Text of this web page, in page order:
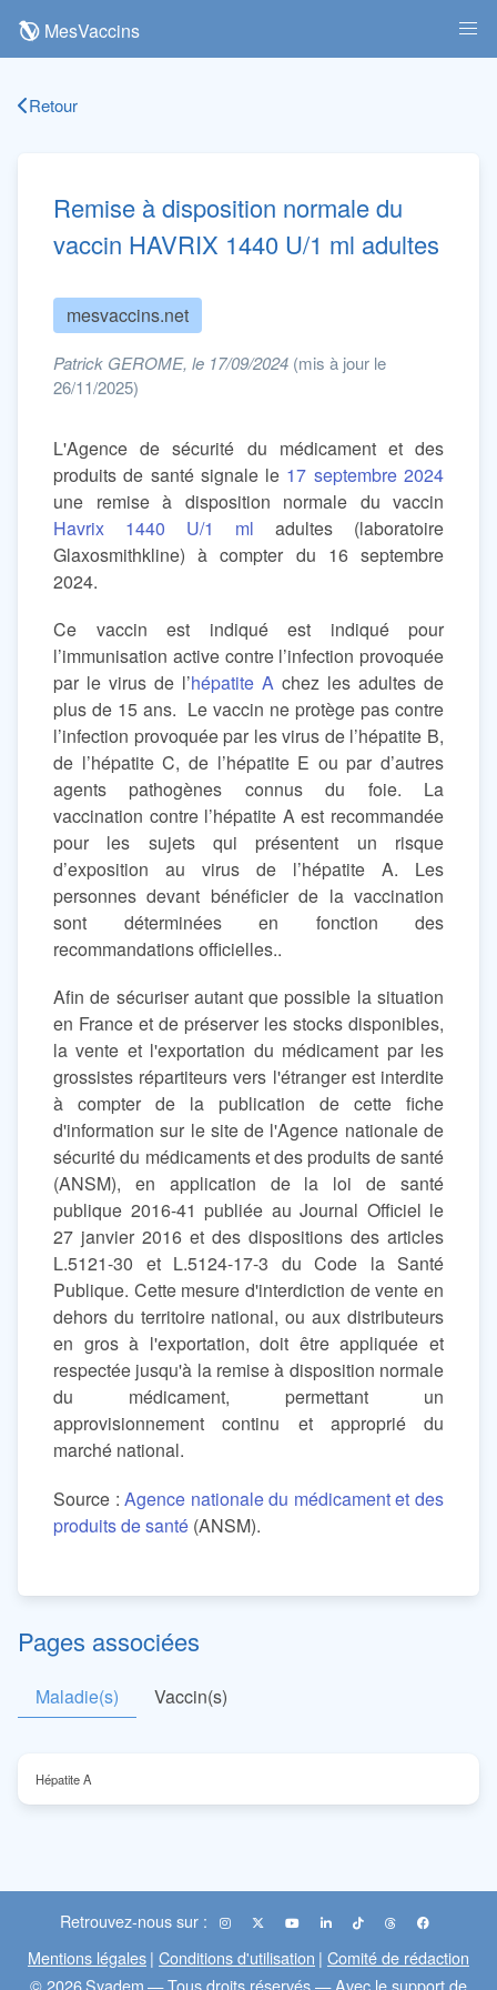
MesVaccins
Retour
Remise à disposition normale du
vaccin HAVRIX 1440 U/1 ml adultes
mesvaccins.net
Patrick GEROME, le 17/09/2024 (mis à jour le
26/11/2025)
L'Agence de sécurité du médicament et des
produits de santé signale le 17 septembre 2024
une remise à disposition normale du vaccin
Havrix 1440 U/1 ml adultes (laboratoire
Glaxosmithkline) à compter du 16 septembre
2024.
Ce vaccin est indiqué est indiqué pour
l’immunisation active contre l’infection provoquée
par le virus de l’hépatite A chez les adultes de
plus de 15 ans. Le vaccin ne protège pas contre
l’infection provoquée par les virus de l’hépatite B,
de l’hépatite C, de l’hépatite E ou par d’autres
agents pathogènes connus du foie. La
vaccination contre l’hépatite A est recommandée
pour les sujets qui présentent un risque
d’exposition au virus de l’hépatite A. Les
personnes devant bénéficier de la vaccination
sont déterminées en fonction des
recommandations officielles..
Afin de sécuriser autant que possible la situation
en France et de préserver les stocks disponibles,
la vente et l'exportation du médicament par les
grossistes répartiteurs vers l'étranger est interdite
à compter de la publication de cette fiche
d'information sur le site de l'Agence nationale de
sécurité du médicaments et des produits de santé
(ANSM), en application de la loi de santé
publique 2016-41 publiée au Journal Officiel le
27 janvier 2016 et des dispositions des articles
L.5121-30 et L.5124-17-3 du Code la Santé
Publique. Cette mesure d'interdiction de vente en
dehors du territoire national, ou aux distributeurs
en gros à l'exportation, doit être appliquée et
respectée jusqu'à la remise à disposition normale
du médicament, permettant un
approvisionnement continu et approprié du
marché national.
Source :Agence nationale du médicament et des
produits de santé (ANSM).
Pages associées
Maladie(s) Vaccin(s)
Hépatite A
Retrouvez-nous sur :
Mentions légales| Conditions d'utilisation | Comité de rédaction
© 2026Syadem— Tous droits réservés — Avec le support de